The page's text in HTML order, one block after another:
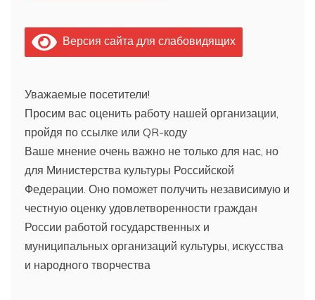
Версия сайта для слабовидящих
Уважаемые посетители!
Просим вас оценить работу нашей организации,
пройдя по ссылке или QR-коду
Ваше мнение очень важно не только для нас, но
для Министерства культуры Российской
Федерации. Оно поможет получить независимую и
честную оценку удовлетворенности граждан
России работой государственных и
муниципальных организаций культуры, искусства
и народного творчества